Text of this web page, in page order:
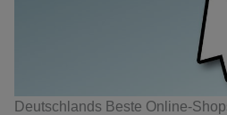
Deutschlands Beste Online-